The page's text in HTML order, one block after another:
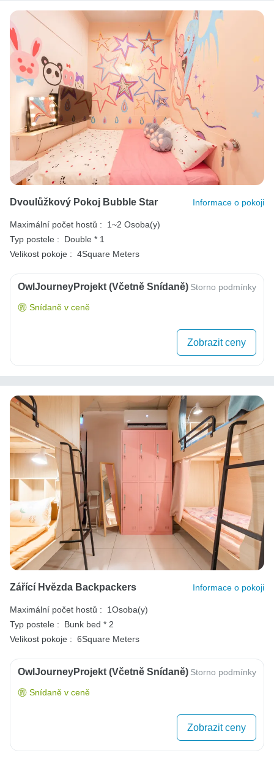
Dvoulůžkový Pokoj Bubble Star Informace o pokoji
Maximální počet hostů :
1~2 Osoba(y)
Typ postele :
Double * 1
Velikost pokoje : 4Square Meters
OwlJourneyProjekt (včetně Snídaně) Storno podmínky
Snídaně v ceně
Zobrazit ceny
Zářící Hvězda Backpackers Informace o pokoji
Maximální počet hostů :
1Osoba(y)
Typ postele :
Bunk bed * 2
Velikost pokoje : 6Square Meters
OwlJourneyProjekt (včetně Snídaně) Storno podmínky
Snídaně v ceně
Zobrazit ceny